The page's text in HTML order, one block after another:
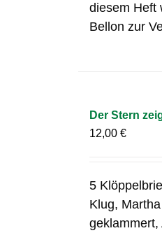
diesem Heft
Bellon zur
Der Stern
12,00€
5
Klug,
geklammert,